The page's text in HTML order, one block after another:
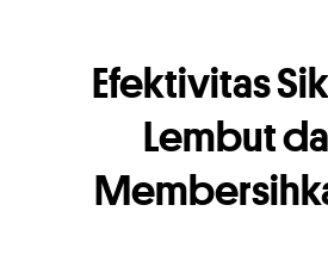
Efektivitas
Lembut